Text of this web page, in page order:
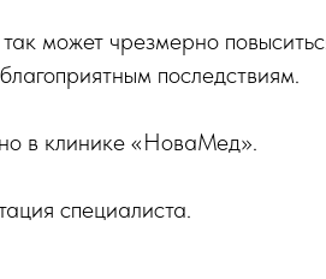
может чрезмерно
последствиям.
в клинике «НоваМед».
специалиста.